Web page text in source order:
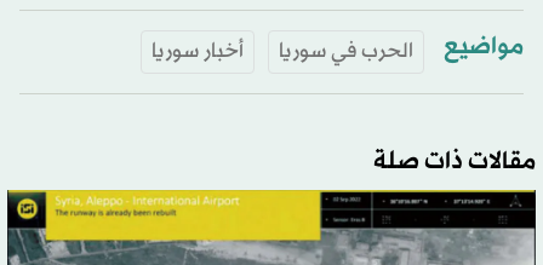
مواضيع الحرب في سوريا أخبار سوريا
مقالات ذات صلة